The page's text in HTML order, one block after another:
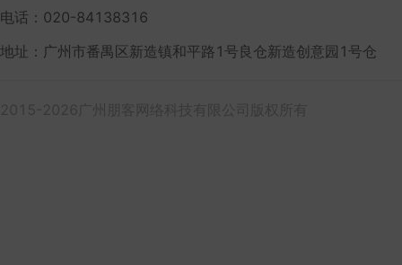
电话：020-84138316
地址：广州市番禺区新造镇和平路1号良仓新造创意园1号仓